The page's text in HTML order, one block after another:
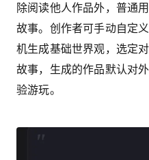
除阅读他人作品外，普通
故事。创作者可手动自定
机生成基础世界观，选定
故事，生成的作品默认对
验游玩。